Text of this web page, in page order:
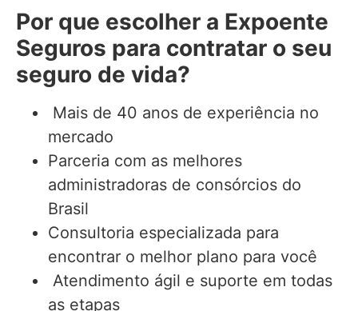
Por que escolher a Expoente
Seguros para contratar o seu
seguro de vida?
Mais de 40 anos de experiência no
mercado
Parceria com as melhores
administradoras de consórcios do
Brasil
Consultoria especializada para
encontrar o melhor plano para você
Atendimento ágil e suporte em todas
as etapas